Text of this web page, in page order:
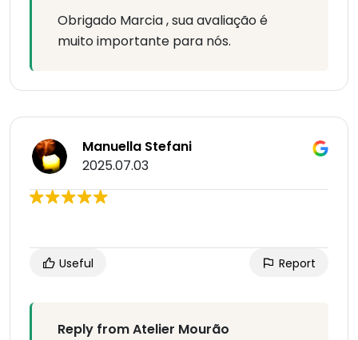
Obrigado Marcia , sua avaliação é
muito importante para nós.
Manuella Stefani
2025.07.03
Useful Report
Reply from Atelier Mourão